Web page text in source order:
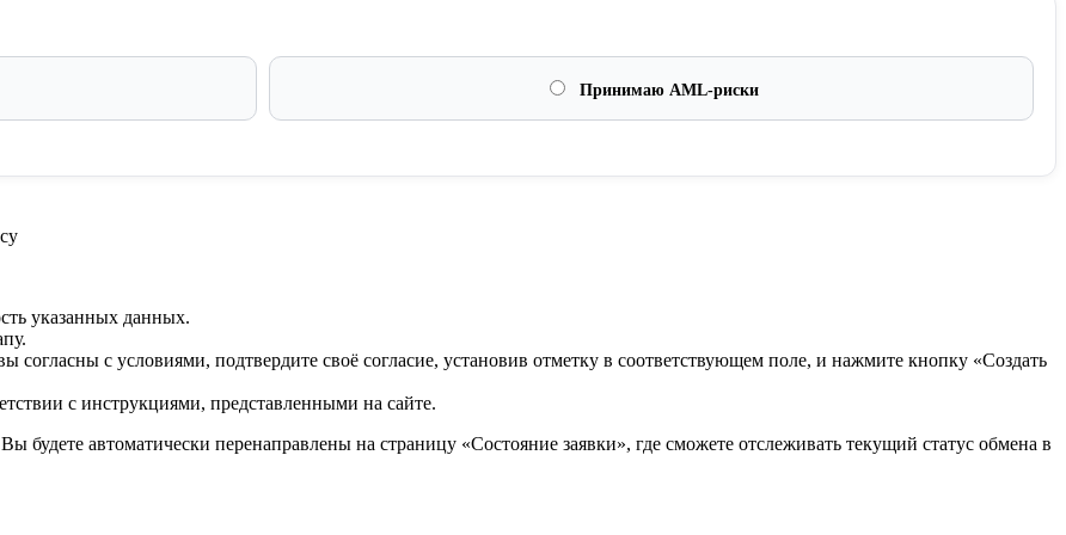
Принимаю AML-риски
указанных данных.
согласны с условиями, подтвердите своё согласие, установив отметку в соответствующем поле, и нажмите кнопку «Создать
с инструкциями, представленными на сайте.
будете автоматически перенаправлены на страницу «Состояние заявки», где сможете отслеживать текущий статус обмена в